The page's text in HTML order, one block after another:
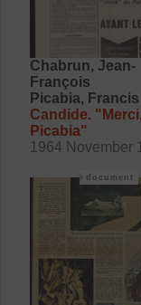
Chabrun, Jean-
François
Picabia, Francis
Candide.
Picabia"
1964 November
document